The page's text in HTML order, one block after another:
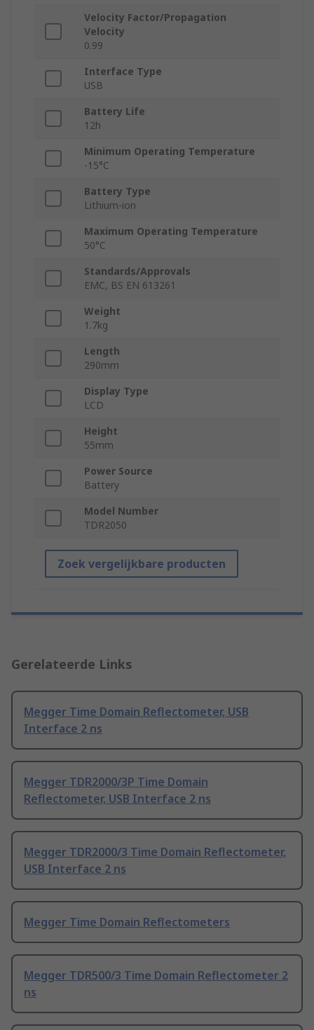
Velocity Factor/Propagation
Velocity
0.99
Interface Type
USB
Battery Life
12h
Minimum Operating Temperature
-15°C
Battery Type
Lithium-ion
Maximum Operating Temperature
50°C
Standards/Approvals
EMC, BS EN 613261
Weight
1.7kg
Length
290mm
Display Type
LCD
Height
55mm
Power Source
Battery
Model Number
TDR2050
Zoek vergelijkbare producten
Gerelateerde Links
Megger Time Domain Reflectometer, USB
Interface 2 ns
Megger TDR2000/3P Time Domain
Reflectometer, USB Interface 2 ns
Megger TDR2000/3 Time Domain Reflectometer,
USB Interface 2 ns
Megger Time Domain Reflectometers
Megger TDR500/3 Time Domain Reflectometer 2
ns